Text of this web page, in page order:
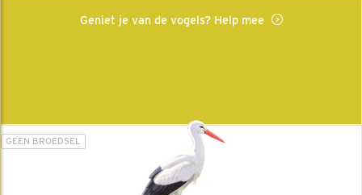
Geniet je van de vogels? Help mee
GEEN BROEDSEL